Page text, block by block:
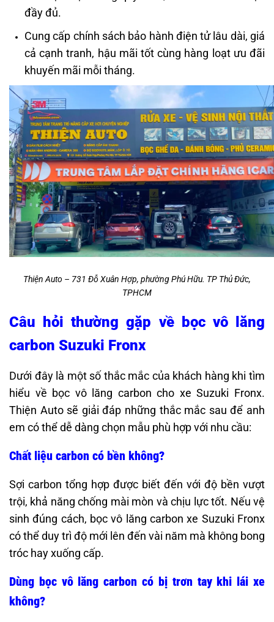
đầy đủ.
Cung cấp chính sách bảo hành điện tử lâu dài, giá
cả cạnh tranh, hậu mãi tốt cùng hàng loạt ưu đãi
khuyến mãi mỗi tháng.
Thiện Auto – 731 Đỗ Xuân Hợp, phường Phú Hữu. TP Thủ Đức,
TPHCM
Câu hỏi thường gặp về bọc vô lăng
carbon Suzuki Fronx
Dưới đây là một số thắc mắc của khách hàng khi tìm
hiểu về bọc vô lăng carbon cho xe Suzuki Fronx.
Thiện Auto sẽ giải đáp những thắc mắc sau để anh
em có thể dễ dàng chọn mẫu phù hợp với nhu cầu:
Chất liệu carbon có bền không?
Sợi carbon tổng hợp được biết đến với độ bền vượt
trội, khả năng chống mài mòn và chịu lực tốt. Nếu vệ
sinh đúng cách, bọc vô lăng carbon xe Suzuki Fronx
có thể duy trì độ mới lên đến vài năm mà không bong
tróc hay xuống cấp.
Dùng bọc vô lăng carbon có bị trơn tay khi lái xe
không?